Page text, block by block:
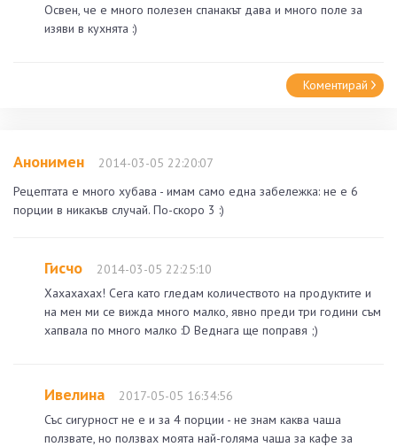
Освен, че е много полезен спанакът дава и много поле за
изяви в кухнята :)
Коментирай
Анонимен
2014-03-05 22:20:07
Рецептата е много хубава - имам само една забележка: не е 6
порции в никакъв случай. По-скоро 3 :)
Гисчо
2014-03-05 22:25:10
Хахахахах! Сега като гледам количеството на продуктите и
на мен ми се вижда много малко, явно преди три години съм
хапвала по много малко :D Веднага ще поправя ;)
Ивелина
2017-05-05 16:34:56
Със сигурност не е и за 4 порции - не знам каква чаша
ползвате, но ползвах моята най-голяма чаша за кафе за